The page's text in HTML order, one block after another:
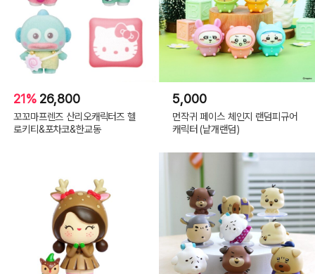
21% 26,800
꼬꼬마프렌즈 산리오캐릭터즈 헬
로키티&포차코&한교동
5,000
먼작귀 페이스 체인지 랜덤피규어
캐릭터 (낱개랜덤)